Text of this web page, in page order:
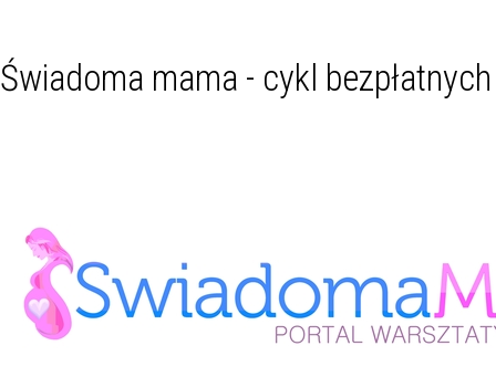
Świadoma mama - cykl